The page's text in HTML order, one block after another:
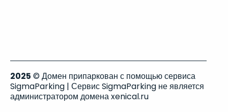
2025 © Домен припаркован с помощью сервиса
SigmaParking | Сервис SigmaParking не является
администратором домена xenical.ru